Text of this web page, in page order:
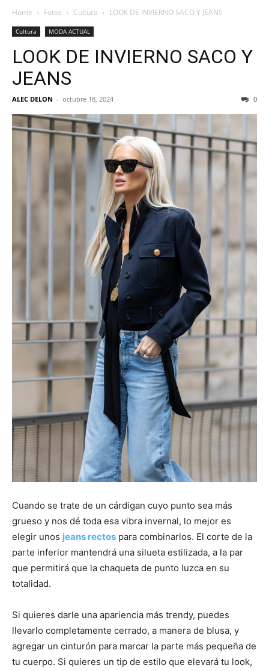
Home Fotos Cultura LOOK DE INVIERNO SACO Y JEANS
Cultura MODA ACTUAL
LOOK DE INVIERNO SACO Y
JEANS
ALEC DELON - octubre 18, 2024 0
Cuando se trate de un cárdigan cuyo punto sea más
grueso y nos dé toda esa vibra invernal, lo mejor es
elegir unos jeans rectos para combinarlos. El corte de la
parte inferior mantendrá una silueta estilizada, a la par
que permitirá que la chaqueta de punto luzca en su
totalidad.
Si quieres darle una apariencia más trendy, puedes
llevarlo completamente cerrado, a manera de blusa, y
agregar un cinturón para marcar la parte más pequeña de
tu cuerpo. Si quieres un tip de estilo que elevará tu look,